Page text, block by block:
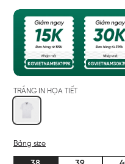
TRẮNG IN HỌA TIẾT
Bảng size